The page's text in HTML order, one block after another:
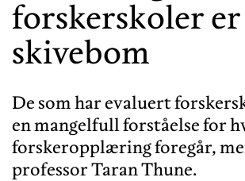
forskerskoler er
skivebom
De som har evaluert
en mangelfull forståelse for
forskeropplæring foregår,
professor Taran Thune.